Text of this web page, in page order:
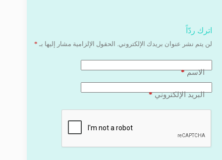
اترك ردّاً
لن يتم نشر عنوان بريدك الإلكتروني. الحقول الإلزامية مشار إليها بـ *
الاسم*
البريد الإلكتروني*